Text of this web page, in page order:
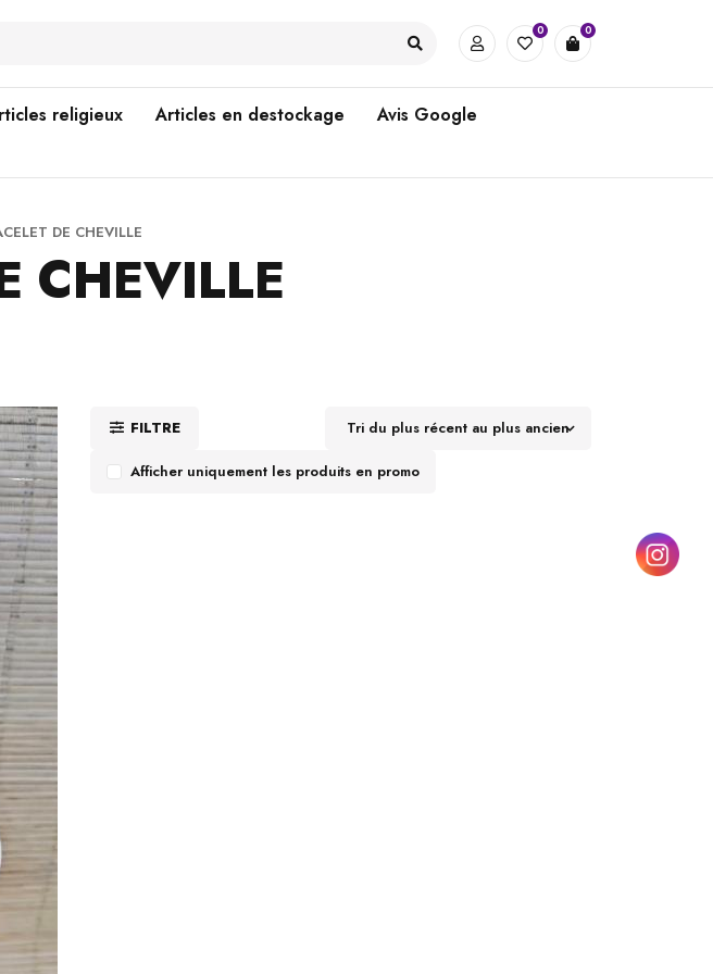
0 0
religieux Articles en destockage
Avis Google
DE CHEVILLE
CHEVILLE
FILTRE Tri du plus récent au plus ancien
Afficher uniquement les produits en promo